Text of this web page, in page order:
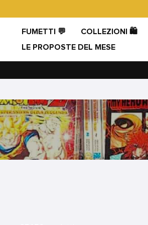
direttamente
contenuti
FUMETTI 💬 COLLEZIONI 🛍️
LE PROPOSTE DEL MESE